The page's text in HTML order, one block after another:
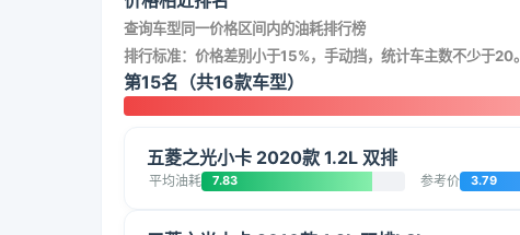
查询车型同一价格区间内的油耗排行榜
排行标准：价格差别小于15%，手动挡，统计车主数不少于20。
第15名（共16款车型）
五菱之光小卡 2020款 1.2L 双排
平均油耗 7.83 参考价 3.79